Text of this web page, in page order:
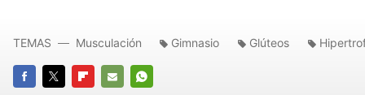
TEMAS Musculación Gimnasio Glúteos